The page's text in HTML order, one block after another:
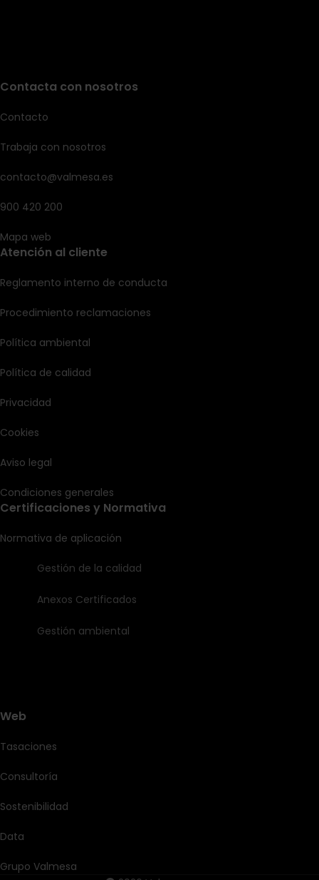
Contacta con nosotros
Contacto
Trabaja con nosotros
contacto@valmesa.es
900 420 200
Mapa web
Atención al cliente
Reglamento interno de conducta
Procedimiento reclamaciones
Política ambiental
Política de calidad
Privacidad
Cookies
Aviso legal
Condiciones generales
Certificaciones y Normativa
Normativa de aplicación
Gestión de la calidad
Anexos Certificados
Gestión ambiental
Web
Tasaciones
Consultoría
Sostenibilidad
Data
Grupo Valmesa